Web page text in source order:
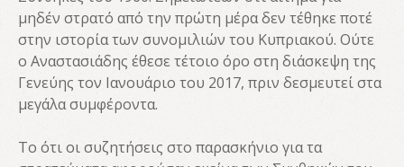
μηδέν στρατό από την πρώτη μέρα δεν τέθηκε ποτέ
στην ιστορία των συνομιλιών του Κυπριακού. Ούτε
ο Αναστασιάδης έθεσε τέτοιο όρο στη διάσκεψη της
Γενεύης τον Ιανουάριο του 2017, πριν δεσμευτεί στα
μεγάλα συμφέροντα.
Το ότι οι συζητήσεις στο παρασκήνιο για τα